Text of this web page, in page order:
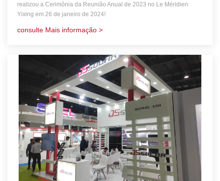
realizou a Cerimônia da Reunião Anual de 2023 no Le Méridien
Yixing em 26 de janeiro de 2024!
consulte Mais informação >